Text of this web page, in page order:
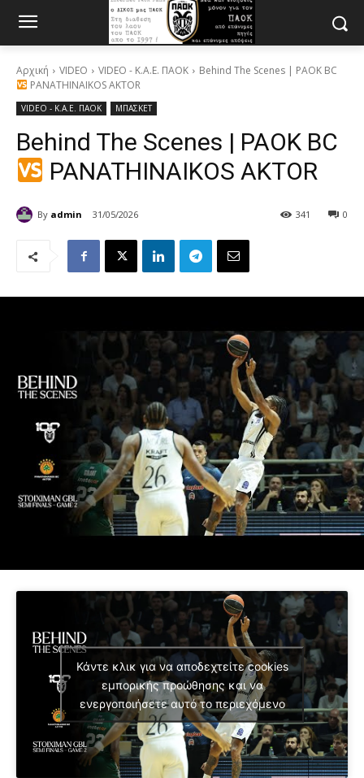
Αρχική VIDEO VIDEO - Κ.Α.Ε. ΠΑΟΚ
Behind The Scenes | PAOK BC
PANATHINAIKOS AKTOR
VIDEO - Κ.Α.Ε. ΠΑΟΚ ΜΠΑΣΚΕΤ
Behind The Scenes | PAOK BC
PANATHINAIKOS AKTOR
By admin 31/05/2026 0
341
Κάντε κλικ για να αποδεχτείτε cookies
εμπορικής προώθησης και να
ενεργοποιήσετε αυτό το περιεχόμενο